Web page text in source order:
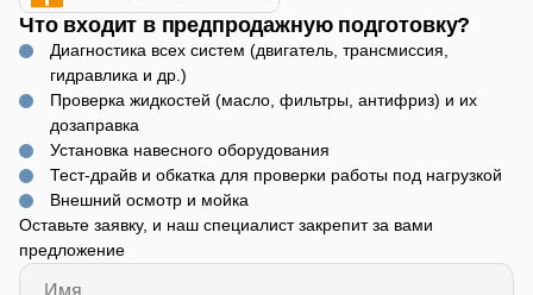
Что входит в предпродажную подготовку?
Диагностика всех систем (двигатель, трансмиссия,
гидравлика и др.)
Проверка жидкостей (масло, фильтры, антифриз) и их
дозаправка
Установка навесного оборудования
Тест-драйв и обкатка для проверки работы под нагрузкой
Внешний осмотр и мойка
Оставьте заявку, и наш специалист закрепит за вами
предложение